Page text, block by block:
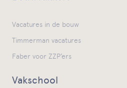
Vacatures in de bouw
Timmerman vacatures
Faber voor ZZP’ers
Vakschool